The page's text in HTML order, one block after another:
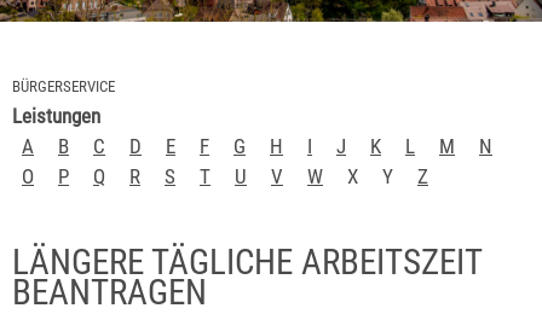
BÜRGERSERVICE
Leistungen
A
B C D E F G H I J K L M
N
O
P Q R S T U V W X Y Z
LÄNGERE TÄGLICHE ARBEITSZEIT
BEANTRAGEN